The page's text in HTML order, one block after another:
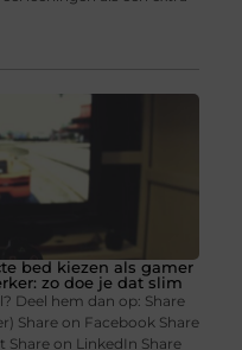
bed kiezen als gamer
zo doe je dat slim
Deel hem dan op: Share
Share on Facebook Share
Share on LinkedIn Share